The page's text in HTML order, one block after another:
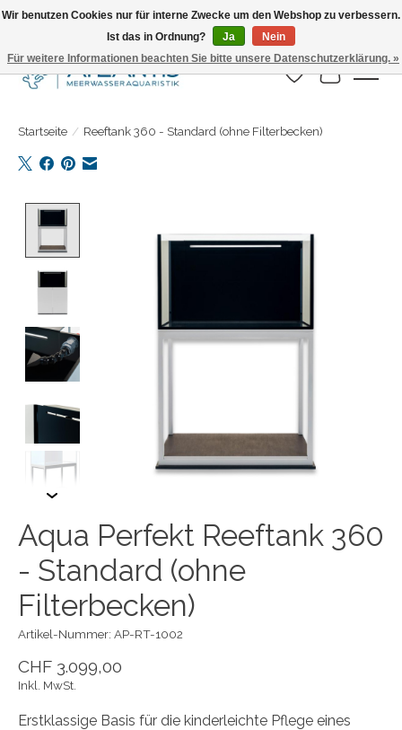
Täglicher Versand. Bestelle bis 15.00 Uhr
Wunschzettel
Ihr
Startseite / Reeftank 360 - Standard (ohne Filterbecken)
Aqua Perfekt Reeftank 360
- Standard (ohne
Filterbecken)
Artikel-Nummer: AP-RT-1002
CHF 3.099,00
Inkl. MwSt.
Erstklassige Basis für die kinderleichte Pflege eines
Wir benutzen Cookies nur für interne Zwecke um den Webshop zu verbessern.
Ist das in Ordnung?
Ja
Nein
Für weitere Informationen beachten Sie bitte unsere Datenschutzerklärung. »